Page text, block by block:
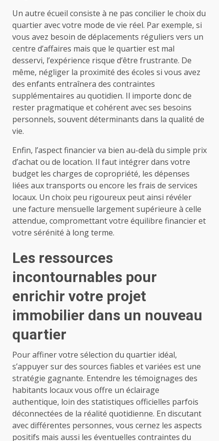
Un autre écueil consiste à ne pas concilier le choix du
quartier avec votre mode de vie réel. Par exemple, si
vous avez besoin de déplacements réguliers vers un
centre d’affaires mais que le quartier est mal
desservi, l’expérience risque d’être frustrante. De
même, négliger la proximité des écoles si vous avez
des enfants entraînera des contraintes
supplémentaires au quotidien. Il importe donc de
rester pragmatique et cohérent avec ses besoins
personnels, souvent déterminants dans la qualité de
vie.
Enfin, l’aspect financier va bien au-delà du simple prix
d’achat ou de location. Il faut intégrer dans votre
budget les charges de copropriété, les dépenses
liées aux transports ou encore les frais de services
locaux. Un choix peu rigoureux peut ainsi révéler
une facture mensuelle largement supérieure à celle
attendue, compromettant votre équilibre financier et
votre sérénité à long terme.
Les ressources
incontournables pour
enrichir votre projet
immobilier dans un nouveau
quartier
Pour affiner votre sélection du quartier idéal,
s’appuyer sur des sources fiables et variées est une
stratégie gagnante. Entendre les témoignages des
habitants locaux vous offre un éclairage
authentique, loin des statistiques officielles parfois
déconnectées de la réalité quotidienne. En discutant
avec différentes personnes, vous cernez les aspects
positifs mais aussi les éventuelles contraintes du